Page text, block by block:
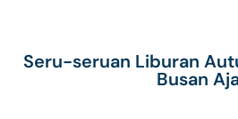
Seru-seruan Liburan
Busan